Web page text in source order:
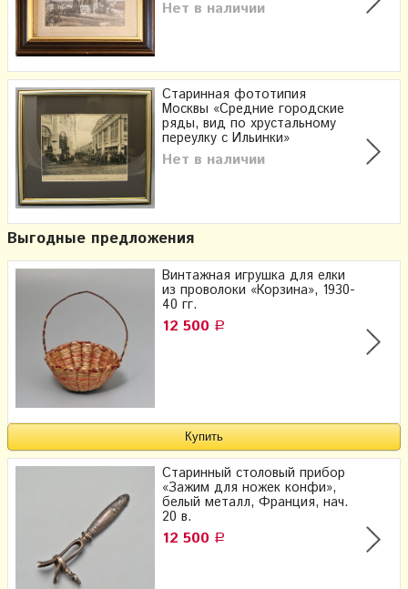
Нет в наличии
Старинная фототипия
Москвы «Средние городские
ряды, вид по хрустальному
переулку с Ильинки»
Нет в наличии
Выгодные предложения
Винтажная игрушка для елки
из проволоки «Корзина», 1930-
40 гг.
12 500 Р
Старинный столовый прибор
«Зажим для ножек конфи»,
белый металл, Франция, нач.
20 в.
12 500 Р